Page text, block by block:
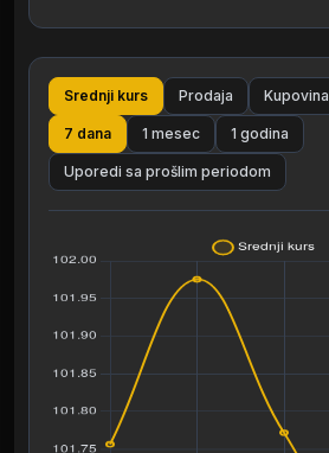
Srednji kurs Prodaja Kupovina
7 dana 1 mesec 1 godina
Uporedi sa prošlim periodom